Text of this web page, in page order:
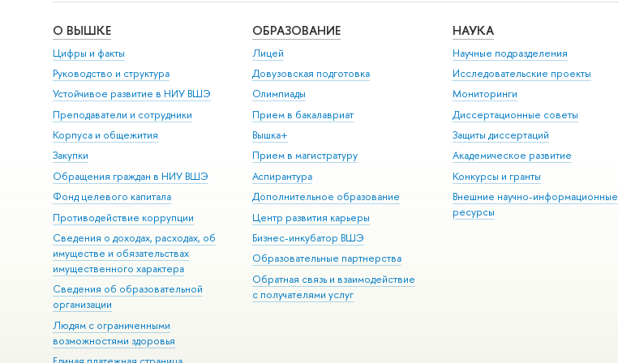
О ВЫШКЕ
Цифры и факты
Руководство и структура
Устойчивое развитие в НИУ ВШЭ
Преподаватели и сотрудники
Корпуса и общежития
Закупки
Обращения граждан в НИУ ВШЭ
Фонд целевого капитала
Противодействие коррупции
Сведения о доходах, расходах, об
имуществе и обязательствах
имущественного характера
Сведения об образовательной
организации
Людям с ограниченными
возможностями здоровья
ОБРАЗОВАНИЕ
Лицей
Довузовская подготовка
Олимпиады
Прием в бакалавриат
Вышка+
Прием в магистратуру
Аспирантура
Дополнительное образование
Центр развития карьеры
Бизнес-инкубатор ВШЭ
Образовательные партнерства
Обратная связь и взаимодействие
с получателями услуг
НАУКА
Научные подразделения
Исследовательские проекты
Мониторинги
Диссертационные советы
Защиты диссертаций
Академическое развитие
Конкурсы и гранты
Внешние научно-информационные
ресурсы